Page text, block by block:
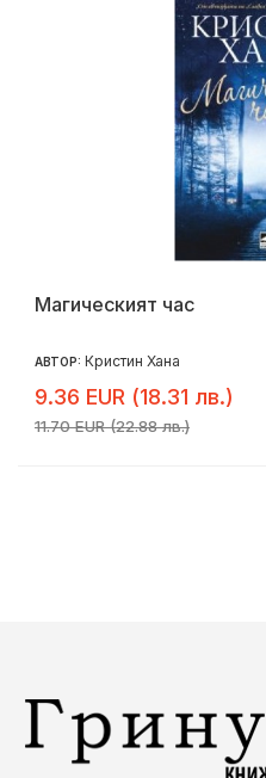
Магическият час
АВТОР: Кристин Хана
9.36 EUR (18.31 лв.)
11.70 EUR (22.88 лв.)